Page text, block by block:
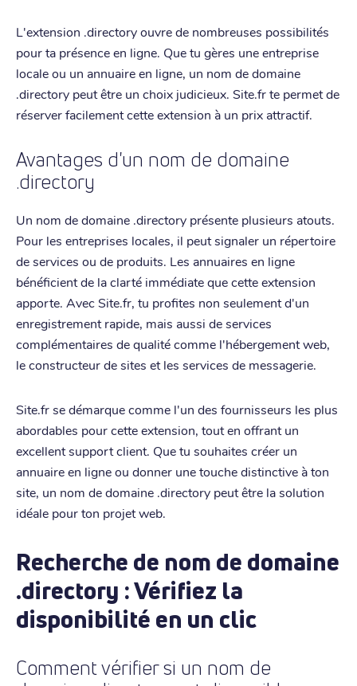
L'extension .directory ouvre de nombreuses possibilités
pour ta présence en ligne. Que tu gères une entreprise
locale ou un annuaire en ligne, un nom de domaine
.directory peut être un choix judicieux. Site.fr te permet de
réserver facilement cette extension à un prix attractif.
Avantages d'un nom de domaine
.directory
Un nom de domaine .directory présente plusieurs atouts.
Pour les entreprises locales, il peut signaler un répertoire
de services ou de produits. Les annuaires en ligne
bénéficient de la clarté immédiate que cette extension
apporte. Avec Site.fr, tu profites non seulement d'un
enregistrement rapide, mais aussi de services
complémentaires de qualité comme l'hébergement web,
le constructeur de sites et les services de messagerie.
Site.fr se démarque comme l'un des fournisseurs les plus
abordables pour cette extension, tout en offrant un
excellent support client. Que tu souhaites créer un
annuaire en ligne ou donner une touche distinctive à ton
site, un nom de domaine .directory peut être la solution
idéale pour ton projet web.
Recherche de nom de domaine
.directory : Vérifiez la
disponibilité en un clic
Comment vérifier si un nom de